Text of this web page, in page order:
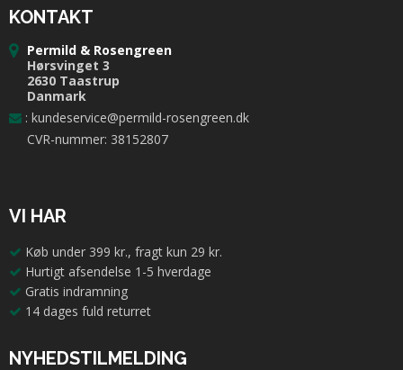
KONTAKT
Permild & Rosengreen
Hørsvinget 3
2630 Taastrup
Danmark
: kundeservice@permild-rosengreen.dk
CVR-nummer: 38152807
VI HAR
Køb under 399 kr., fragt kun 29 kr.
Hurtigt afsendelse 1-5 hverdage
Gratis indramning
14 dages fuld returret
NYHEDSTILMELDING